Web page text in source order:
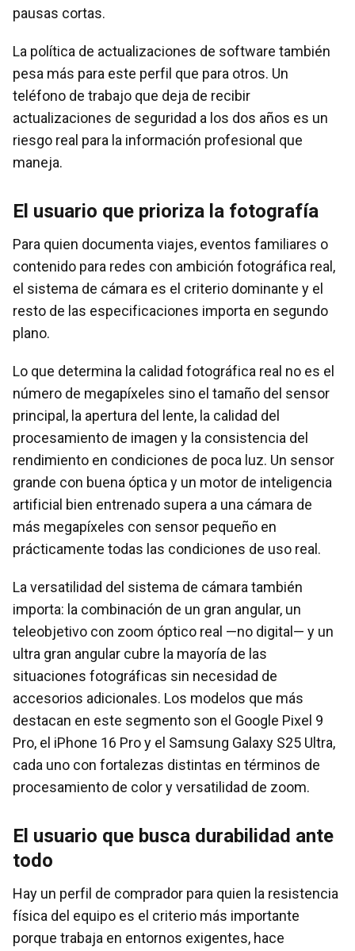
pausas cortas.
La política de actualizaciones de software también
pesa más para este perfil que para otros. Un
teléfono de trabajo que deja de recibir
actualizaciones de seguridad a los dos años es un
riesgo real para la información profesional que
maneja.
El usuario que prioriza la fotografía
Para quien documenta viajes, eventos familiares o
contenido para redes con ambición fotográfica real,
el sistema de cámara es el criterio dominante y el
resto de las especificaciones importa en segundo
plano.
Lo que determina la calidad fotográfica real no es el
número de megapíxeles sino el tamaño del sensor
principal, la apertura del lente, la calidad del
procesamiento de imagen y la consistencia del
rendimiento en condiciones de poca luz. Un sensor
grande con buena óptica y un motor de inteligencia
artificial bien entrenado supera a una cámara de
más megapíxeles con sensor pequeño en
prácticamente todas las condiciones de uso real.
La versatilidad del sistema de cámara también
importa: la combinación de un gran angular, un
teleobjetivo con zoom óptico real —no digital— y un
ultra gran angular cubre la mayoría de las
situaciones fotográficas sin necesidad de
accesorios adicionales. Los modelos que más
destacan en este segmento son el Google Pixel 9
Pro, el iPhone 16 Pro y el Samsung Galaxy S25 Ultra,
cada uno con fortalezas distintas en términos de
procesamiento de color y versatilidad de zoom.
El usuario que busca durabilidad ante
todo
Hay un perfil de comprador para quien la resistencia
física del equipo es el criterio más importante
porque trabaja en entornos exigentes, hace